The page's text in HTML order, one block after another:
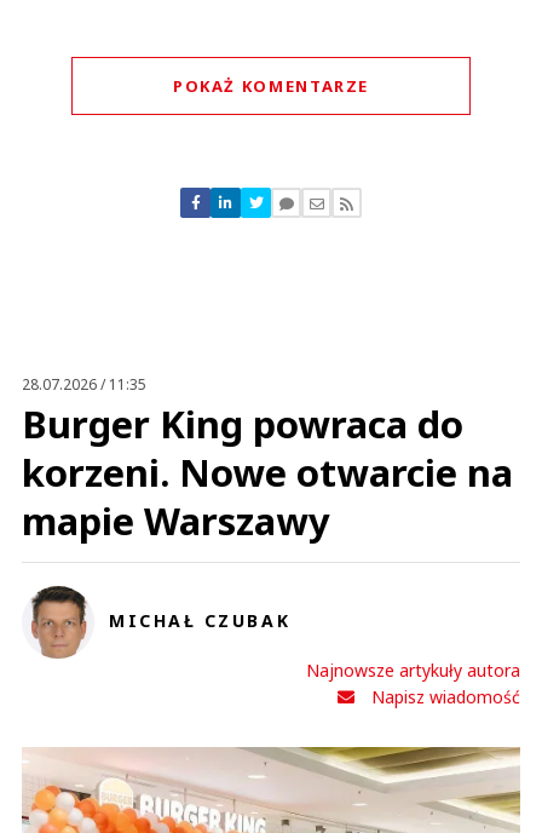
POKAŻ KOMENTARZE
Nie znaleziono komentarzy
Zostaw swoje komentarze
28.07.2026 / 11:35
Burger King powraca do
korzeni. Nowe otwarcie na
mapie Warszawy
MICHAŁ CZUBAK
Najnowsze artykuły autora
Napisz wiadomość